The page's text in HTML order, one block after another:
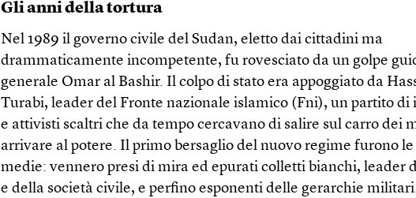
Gli anni della tortura
Nel 1989 il governo civile del Sudan, eletto dai cittadini ma
drammaticamente incompetente, fu rovesciato da un golpe
generale Omar al Bashir. Il colpo di stato era appoggiato da
Turabi, leader del Fronte nazionale islamico (Fni), un partito
e attivisti scaltri che da tempo cercavano di salire sul carro dei
arrivare al potere. Il primo bersaglio del nuovo regime furono le
medie: vennero presi di mira ed epurati colletti bianchi, leader
e della società civile, e perfino esponenti delle gerarchie